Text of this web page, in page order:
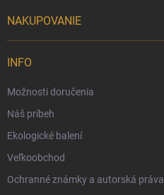
NAKUPOVANIE
Darčekový radca 🎁
Moja objednávka
Reklamácia a vrátenie tovaru
Vernostný program
Veľkoobchod
INFO
Možnosti doručenia
Náš príbeh
Ekologické balení
Veľkoobchod
Ochranné známky a autorská práva